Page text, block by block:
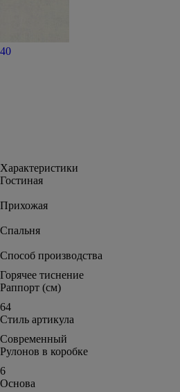
40
Характеристики
Гостиная
Прихожая
Спальня
Способ производства
Горячее тиснение
Раппорт (см)
64
Стиль артикула
Современный
Рулонов в коробке
6
Основа